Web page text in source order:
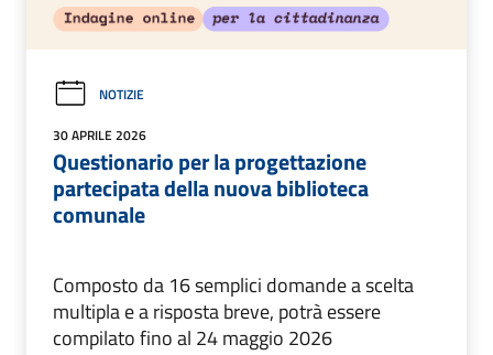
NOTIZIE
30 APRILE 2026
Questionario per la progettazione
partecipata della nuova biblioteca
comunale
Composto da 16 semplici domande a scelta
multipla e a risposta breve, potrà essere
compilato fino al 24 maggio 2026